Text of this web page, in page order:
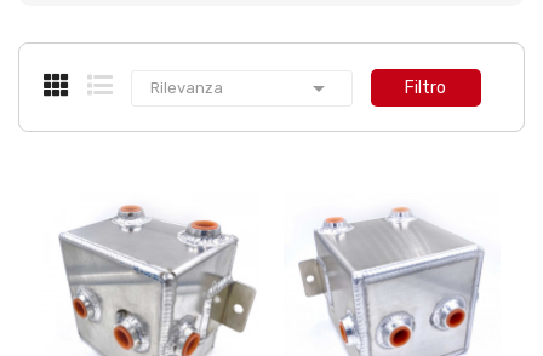
Rilevanza  Filtro